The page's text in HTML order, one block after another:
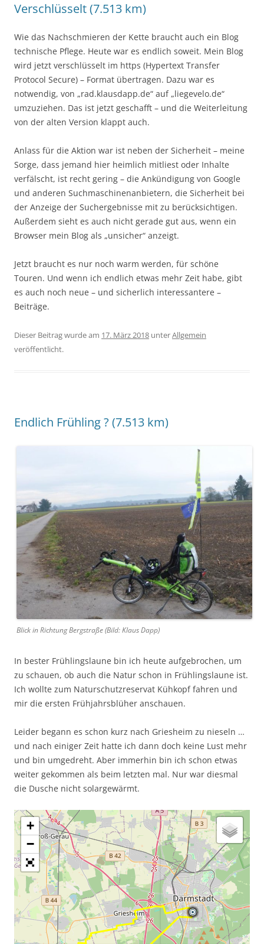
Verschlüsselt (7.513 km)
Wie das Nachschmieren der Kette braucht auch ein Blog
technische Pflege. Heute war es endlich soweit. Mein Blog
wird jetzt verschlüsselt im https (Hypertext Transfer
Protocol Secure) – Format übertragen. Dazu war es
notwendig, von „rad.klausdapp.de“ auf „liegevelo.de“
umzuziehen. Das ist jetzt geschafft – und die Weiterleitung
von der alten Version klappt auch.
Anlass für die Aktion war ist neben der Sicherheit – meine
Sorge, dass jemand hier heimlich mitliest oder Inhalte
verfälscht, ist recht gering – die Ankündigung von Google
und anderen Suchmaschinenanbietern, die Sicherheit bei
der Anzeige der Suchergebnisse mit zu berücksichtigen.
Außerdem sieht es auch nicht gerade gut aus, wenn ein
Browser mein Blog als „unsicher“ anzeigt.
Jetzt braucht es nur noch warm werden, für schöne
Touren. Und wenn ich endlich etwas mehr Zeit habe, gibt
es auch noch neue – und sicherlich interessantere –
Beiträge.
Dieser Beitrag wurde am 17. März 2018 unterAllgemein
veröffentlicht.
Endlich Frühling ? (7.513 km)
Blick in Richtung Bergstraße (Bild: Klaus Dapp)
In bester Frühlingslaune bin ich heute aufgebrochen, um
zu schauen, ob auch die Natur schon in Frühlingslaune ist.
Ich wollte zum Naturschutzreservat Kühkopf fahren und
mir die ersten Frühjahrsblüher anschauen.
Leider begann es schon kurz nach Griesheim zu nieseln …
und nach einiger Zeit hatte ich dann doch keine Lust mehr
und bin umgedreht. Aber immerhin bin ich schon etwas
weiter gekommen als beim letzten mal. Nur war diesmal
die Dusche nicht solargewärmt.
+
−